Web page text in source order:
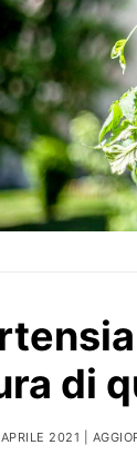
di
2021 |